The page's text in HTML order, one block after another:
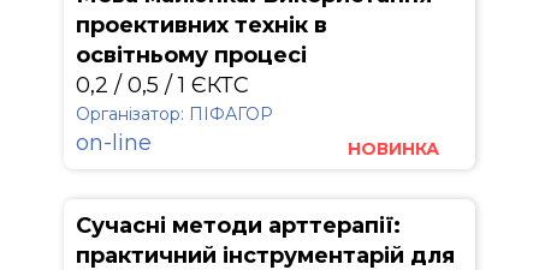
проективних технік в
освітньому процесі
0,2 / 0,5 / 1 ЄКТС
Організатор: ПІФАГОР
on-line НОВИНКА
Сучасні методи арттерапії:
практичний інструментарій для